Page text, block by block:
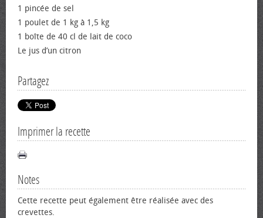
1 pincée de sel
1 poulet de 1 kg à 1,5 kg
1 boîte de 40 cl de lait de coco
Le jus d’un citron
Partagez
Imprimer la recette
Notes
Cette recette peut également être réalisée avec des
crevettes.